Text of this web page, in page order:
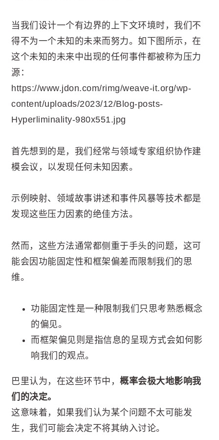
当我们设计一个有边界的上下文环境时，我们不
得不为一个未知的未来而努力。如下图所示，在
这个未知的未来中出现的任何事件都被称为压力
源：
https://www.jdon.com/rimg/weave-it.org/wp-
content/uploads/2023/12/Blog-posts-
Hyperliminality-980x551.jpg
首先想到的是，我们经常与领域专家组织协作建
模会议，以发现任何未知因素。
示例映射、领域故事讲述和事件风暴等技术都是
发现这些压力因素的绝佳方法。
然而，这些方法通常都侧重于手头的问题，这可
能会因功能固定性和框架偏差而限制我们的思
维。
功能固定性是一种限制我们只思考熟悉概念
的偏见。
而框架偏见则是指信息的呈现方式会如何影
响我们的观点。
巴里认为，在这些环节中， 概率会极大地影响我
们的决定。
这意味着，如果我们认为某个问题不太可能发
生，我们可能会决定不将其纳入讨论。